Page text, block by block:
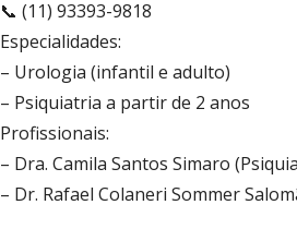
📞 (11) 93393-9818
Especialidades:
– Urologia (infantil e adulto)
– Psiquiatria a partir de 2 anos
Profissionais:
– Dra. Camila Santos Simaro
– Dr. Rafael Colaneri Sommer